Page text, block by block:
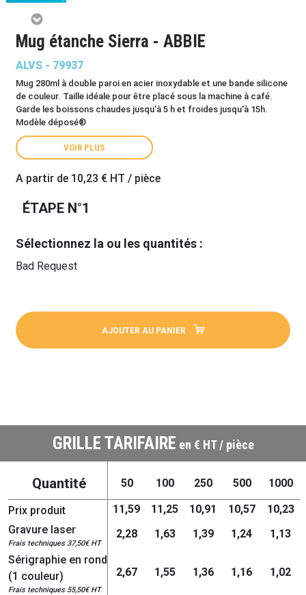
Mug étanche Sierra - ABBIE
ALVS - 79937
Mug 280ml à double paroi en acier inoxydable et une bande silicone
de couleur. Taille idéale pour être placé sous la machine à café.
Garde les boissons chaudes jusqu'à 5 h et froides jusqu'à 15h.
Modèle déposé®
VOIR PLUS
A partir de 10,23 € HT / pièce
ÉTAPE N°1
Sélectionnez la ou les quantités :
Bad Request
AJOUTER AU PANIER
GRILLE TARIFAIRE en € HT / pièce
Quantité 50 100 250 500 1000
Prix produit 11,59 11,25 10,91 10,57
10,23
Gravure laser
Frais techniques 37,50€ HT
2,28 1,63 1,39 1,24
1,13
Sérigraphie en rond
(1 couleur)
Frais techniques 55,50€ HT
2,67 1,55 1,36 1,16 1,02